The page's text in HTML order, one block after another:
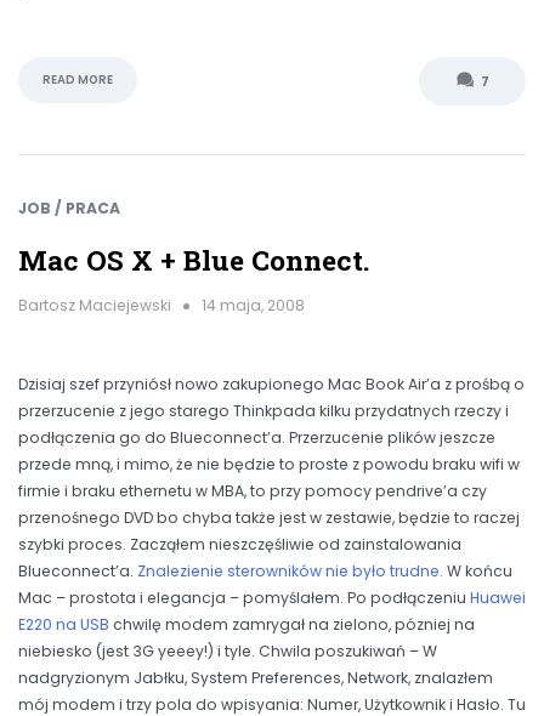
READ MORE 7
JOB / PRACA
Mac OS X + Blue Connect.
Bartosz Maciejewski 14 maja, 2008
Dzisiaj szef przyniósł nowo zakupionego Mac Book Air’a z prośbą o
przerzucenie z jego starego Thinkpada kilku przydatnych rzeczy i
podłączenia go do Blueconnect’a. Przerzucenie plików jeszcze
przede mną, i mimo, że nie będzie to proste z powodu braku wifi w
firmie i braku ethernetu w MBA, to przy pomocy pendrive’a czy
przenośnego DVD bo chyba także jest w zestawie, będzie to raczej
szybki proces. Zacząłem nieszczęśliwie od zainstalowania
Blueconnect’a. Znalezienie sterowników nie było trudne. W końcu
Mac – prostota i elegancja – pomyślałem. Po podłączeniu Huawei
E220 na USB chwilę modem zamrygał na zielono, pózniej na
niebiesko (jest 3G yeeey!) i tyle. Chwila poszukiwań – W
nadgryzionym Jabłku, System Preferences, Network, znalazłem
mój modem i trzy pola do wpisyania: Numer, Użytkownik i Hasło. Tu